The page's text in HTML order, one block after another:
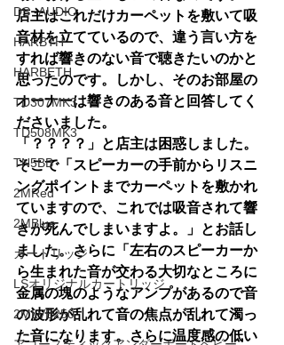
DS -AUDIO
HARBTH
HARBETH
TD307MK3
TD508MK3
TN5BB
2MRed
2MBlue
カートリッジ
LSオリジナルカートリッジ
2MLVB250
店主はこれだけカーペットを敷いて吸
音材を立てているので、違う言い方を
すれば響きのない音で聴きたいのかと
思ったのです。しかし、そのお部屋の
オーナーは響きのある音と回答してく
ださいました。
「？？？？」と店主は困惑しました。
そこで「スピーカーの手前からリスニ
ングポイントまでカーペットを敷かれ
ていますので、これでは吸音されて響
きが死んでしまいますよ。」とお話し
ました。さらに「左右のスピーカーか
ら生まれた音が交わる大切なところに
金属の塊のようなアンプがあるので音
の波形が乱れて音の焦点が乱れて濁っ
た音になります。さらに温度感の低い